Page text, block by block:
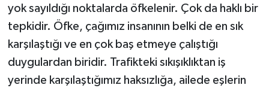
yok sayıldığı noktalarda öfkelenir. Çok da haklı bir
tepkidir. Öfke, çağımız insanının belki de en sık
karşılaştığı ve en çok baş etmeye çalıştığı
duygulardan biridir. Trafikteki sıkışıklıktan iş
yerinde karşılaştığımız haksızlığa, ailede eşlerin